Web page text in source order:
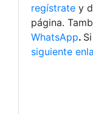
regístrate y
página.
WhatsApp.
siguiente